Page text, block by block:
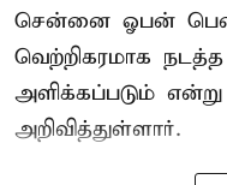
சென்னை ஓபன்
வெற்றிகரமாக நடத்த
அளிக்கப்படும்
அறிவித்துள்ளார்.